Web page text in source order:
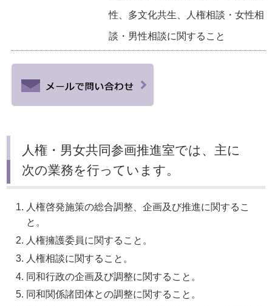
性、多文化共生、人権相談・女性相
談・男性相談に関すること
人権・男女共同参画推進室では、主に
次の業務を行っています。
人権啓発施策の総合調整、企画及び推進に関するこ
と。
人権擁護委員に関すること。
人権相談に関すること。
同和行政の企画及び調整に関すること。
同和関係諸団体との調整に関すること。